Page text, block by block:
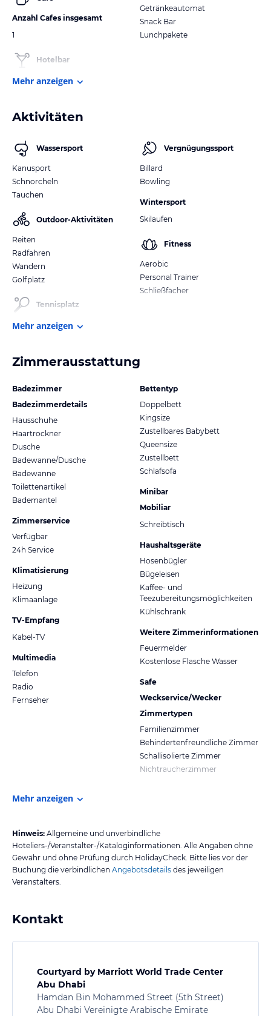
Anzahl Cafes insgesamt
1
Hotelbar
Getränkeautomat
Snack Bar
Lunchpakete
Mehr anzeigen
Aktivitäten
Wassersport
Kanusport
Schnorcheln
Tauchen
Outdoor-Aktivitäten
Reiten
Radfahren
Wandern
Golfplatz
Tennisplatz
Vergnügungssport
Billard
Bowling
Wintersport
Skilaufen
Fitness
Aerobic
Personal Trainer
Schließfächer
Mehr anzeigen
Zimmerausstattung
Badezimmer
Badezimmerdetails
Hausschuhe
Haartrockner
Dusche
Badewanne/Dusche
Badewanne
Toilettenartikel
Bademantel
Zimmerservice
Verfügbar
24h Service
Klimatisierung
Heizung
Klimaanlage
TV-Empfang
Kabel-TV
Multimedia
Telefon
Radio
Fernseher
Bettentyp
Doppelbett
Kingsize
Zustellbares Babybett
Queensize
Zustellbett
Schlafsofa
Minibar
Mobiliar
Schreibtisch
Haushaltsgeräte
Hosenbügler
Bügeleisen
Kaffee- und
Teezubereitungsmöglichkeiten
Kühlschrank
Weitere Zimmerinformationen
Feuermelder
Kostenlose Flasche Wasser
Safe
Weckservice/Wecker
Zimmertypen
Familienzimmer
Behindertenfreundliche Zimmer
Schallisolierte Zimmer
Nichtraucherzimmer
Mehr anzeigen
Hinweis: Allgemeine und unverbindliche
Hoteliers-/Veranstalter-/Kataloginformationen. Alle Angaben ohne
Gewähr und ohne Prüfung durch HolidayCheck. Bitte lies vor der
Buchung die verbindlichen Angebotsdetails des jeweiligen
Veranstalters.
Kontakt
Courtyard by Marriott World Trade Center
Abu Dhabi
Hamdan Bin Mohammed Street (5th Street)
Abu Dhabi Vereinigte Arabische Emirate